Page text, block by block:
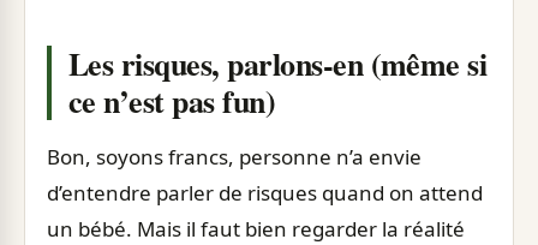
Les risques, parlons-en (même si
ce n’est pas fun)
Bon, soyons francs, personne n’a envie
d’entendre parler de risques quand on attend
un bébé. Mais il faut bien regarder la réalité